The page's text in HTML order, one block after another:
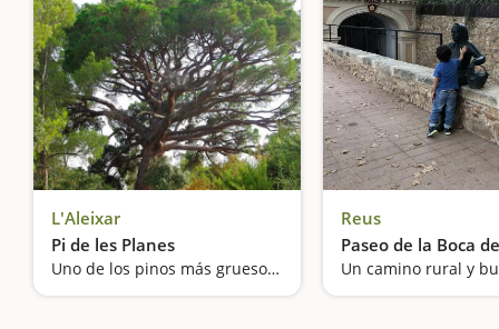
L'Aleixar
Pi de les Planes
Uno de los pinos más gruesos de Catalunya
Reus
Paseo de la Boca